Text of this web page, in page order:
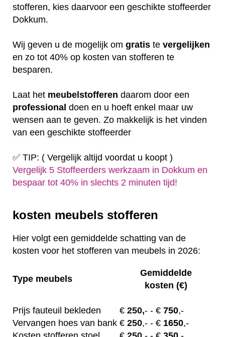
stofferen, kies daarvoor een geschikte stoffeerder
Dokkum.
Wij geven u de mogelijk om gratis te vergelijken
en zo tot 40% op kosten van stofferen te
besparen.
Laat het meubelstofferen daarom door een
professional doen en u hoeft enkel maar uw
wensen aan te geven. Zo makkelijk is het vinden
van een geschikte stoffeerder
✅ TIP: ( Vergelijk altijd voordat u koopt )
Vergelijk 5 Stoffeerders werkzaam in Dokkum en
bespaar tot 40% in slechts 2 minuten tijd!
kosten meubels stofferen
Hier volgt een gemiddelde schatting van de
kosten voor het stofferen van meubels in 2026:
Type meubels
Gemiddelde
kosten (€)
Prijs fauteuil bekleden € 250,- - € 750,-
Vervangen hoes van bank € 250,- - € 1650,-